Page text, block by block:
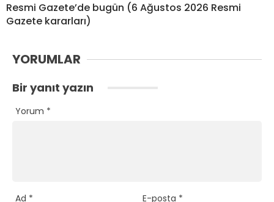
Resmi Gazete’de bugün (6 Ağustos 2026 Resmi
Gazete kararları)
YORUMLAR
Bir yanıt yazın
Yorum *
Ad * E-posta *